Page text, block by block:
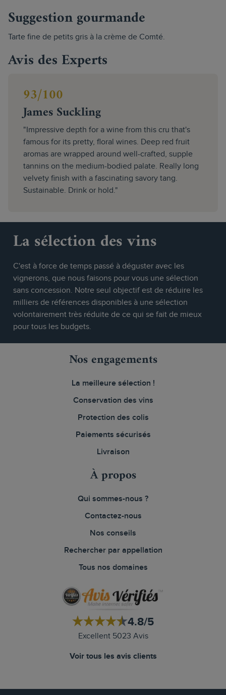
Suggestion gourmande
Tarte fine de petits gris à la crème de Comté.
Avis des Experts
93/100
James Suckling
"Impressive depth for a wine from this cru that's
famous for its pretty, floral wines. Deep red fruit
aromas are wrapped around well-crafted, supple
tannins on the medium-bodied palate. Really long
velvety finish with a fascinating savory tang.
Sustainable. Drink or hold."
La sélection des vins
C'est à force de temps passé à déguster avec les
vignerons, que nous faisons pour vous une sélection
sans concession. Notre seul objectif est de réduire les
milliers de références disponibles à une sélection
volontairement très réduite de ce qui se fait de mieux
pour tous les budgets.
Nos engagements
La meilleure sélection !
Conservation des vins
Protection des colis
Paiements sécurisés
Livraison
À propos
Qui sommes-nous ?
Contactez-nous
Nos conseils
Rechercher par appellation
Tous nos domaines
4.8/5
Excellent 5023 Avis
Voir tous les avis clients